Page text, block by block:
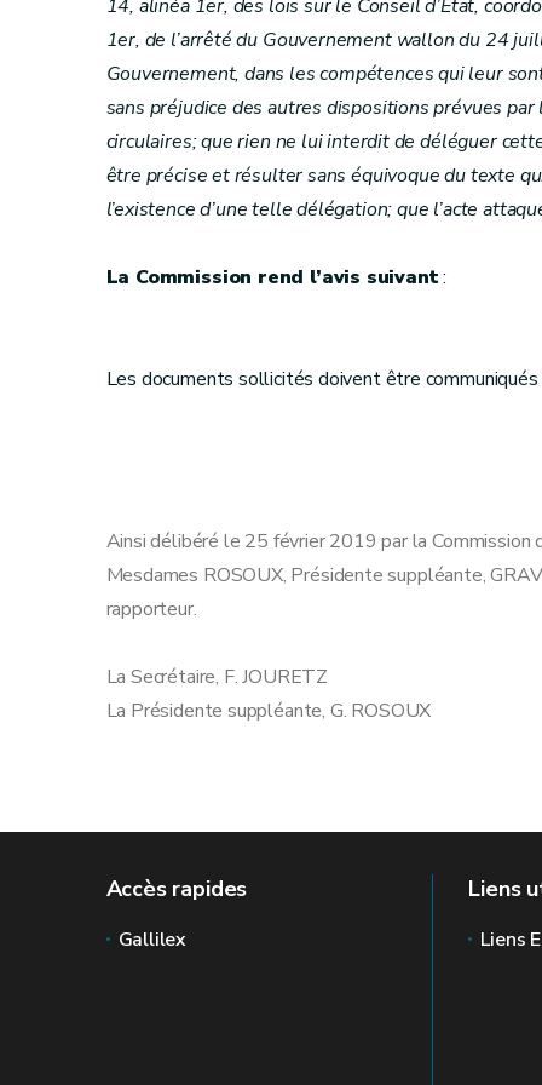
14, alinéa 1er, des lois sur le Conseil d’État,
1er, de l’arrêté du Gouvernement wallon du 24
Gouvernement, dans les compétences qui leur
sans préjudice des autres dispositions prévues
circulaires; que rien ne lui interdit de déléguer
être précise et résulter sans équivoque du texte
l’existence d’une telle délégation; que l’acte
La Commission rend l’avis suivant:
Les documents sollicités doivent être
Ainsi délibéré le 25 février 2019 par la Commission
Mesdames ROSOUX, Présidente suppléante,
rapporteur.
La Secrétaire, F.
La Présidente suppléante, G. ROSOUX
Accès rapides
Gallilex
Liens
Liens